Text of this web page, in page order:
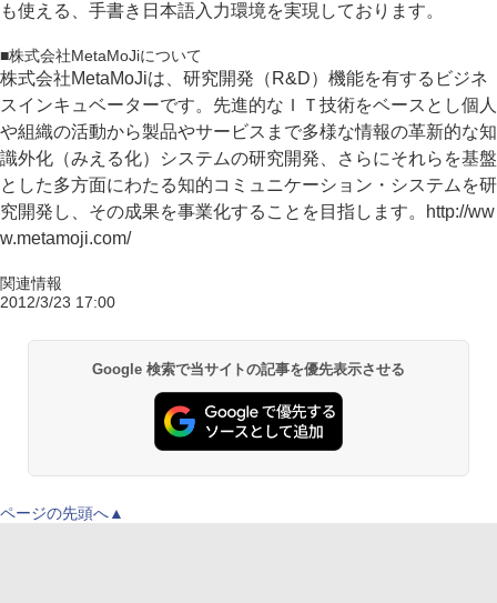
も使える、手書き日本語入力環境を実現しております。
■株式会社MetaMoJiについて
株式会社MetaMoJiは、研究開発（R&D）機能を有するビジネ
スインキュベーターです。先進的なＩＴ技術をベースとし個人
や組織の活動から製品やサービスまで多様な情報の革新的な知
識外化（みえる化）システムの研究開発、さらにそれらを基盤
とした多方面にわたる知的コミュニケーション・システムを研
究開発し、その成果を事業化することを目指します。http://ww
w.metamoji.com/
関連情報
2012/3/23 17:00
Google 検索で当サイトの記事を優先表示させる
ページの先頭へ▲